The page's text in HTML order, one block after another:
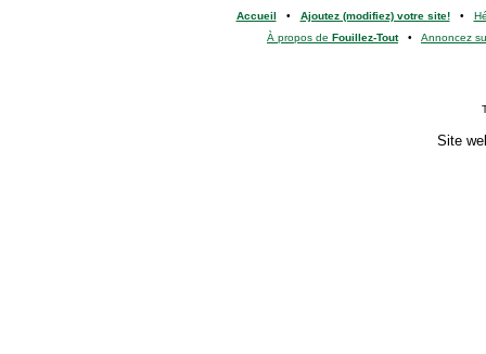
Accueil • Ajoutez (modifiez) votre site!•
À propos de Fouillez-Tout• Annoncez
Site